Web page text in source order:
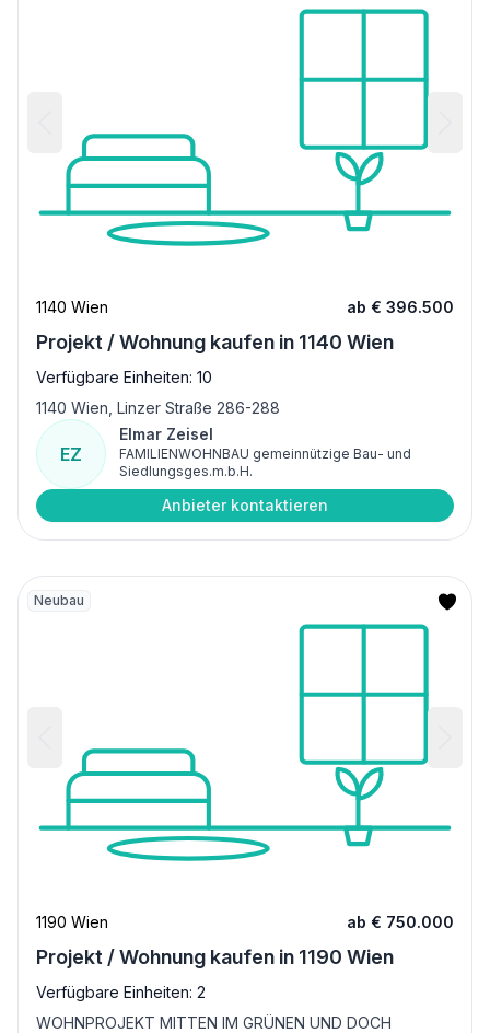
1140 Wien ab € 396.500
Projekt / Wohnung kaufen in 1140 Wien
Verfügbare Einheiten: 10
1140 Wien, Linzer Straße 286-288
EZ
Elmar Zeisel
FAMILIENWOHNBAU gemeinnützige Bau- und
Siedlungsges.m.b.H.
Anbieter kontaktieren
Neubau
1190 Wien ab € 750.000
Projekt / Wohnung kaufen in 1190 Wien
Verfügbare Einheiten: 2
WOHNPROJEKT MITTEN IM GRÜNEN UND DOCH